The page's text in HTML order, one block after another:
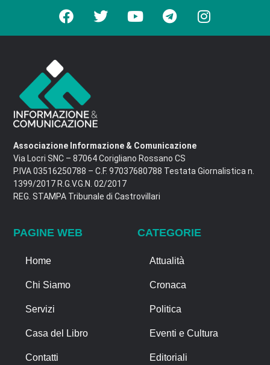
Associazione Informazione & Comunicazione
Via Locri SNC – 87064 Corigliano Rossano CS
P.IVA 03516250788 – C.F. 97037680788 Testata Giornalistica n.
1399/2017 R.G.V.G.N. 02/2017
REG. STAMPA Tribunale di Castrovillari
PAGINE WEB
Home
Chi Siamo
Servizi
Casa del Libro
Contatti
CATEGORIE
Attualità
Cronaca
Politica
Eventi e Cultura
Editoriali